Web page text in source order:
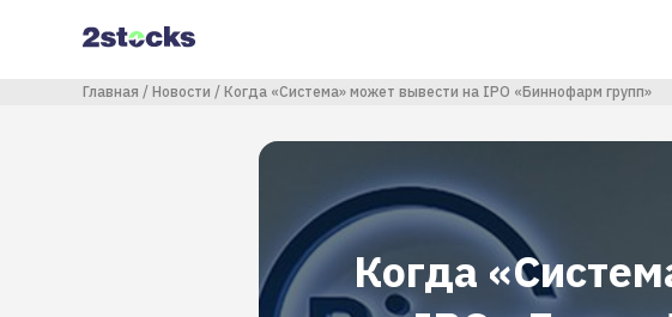
содержанию
Строка навигации
Главная Новости Когда «Система» может вывести на IPO «Биннофарм групп»
Когда